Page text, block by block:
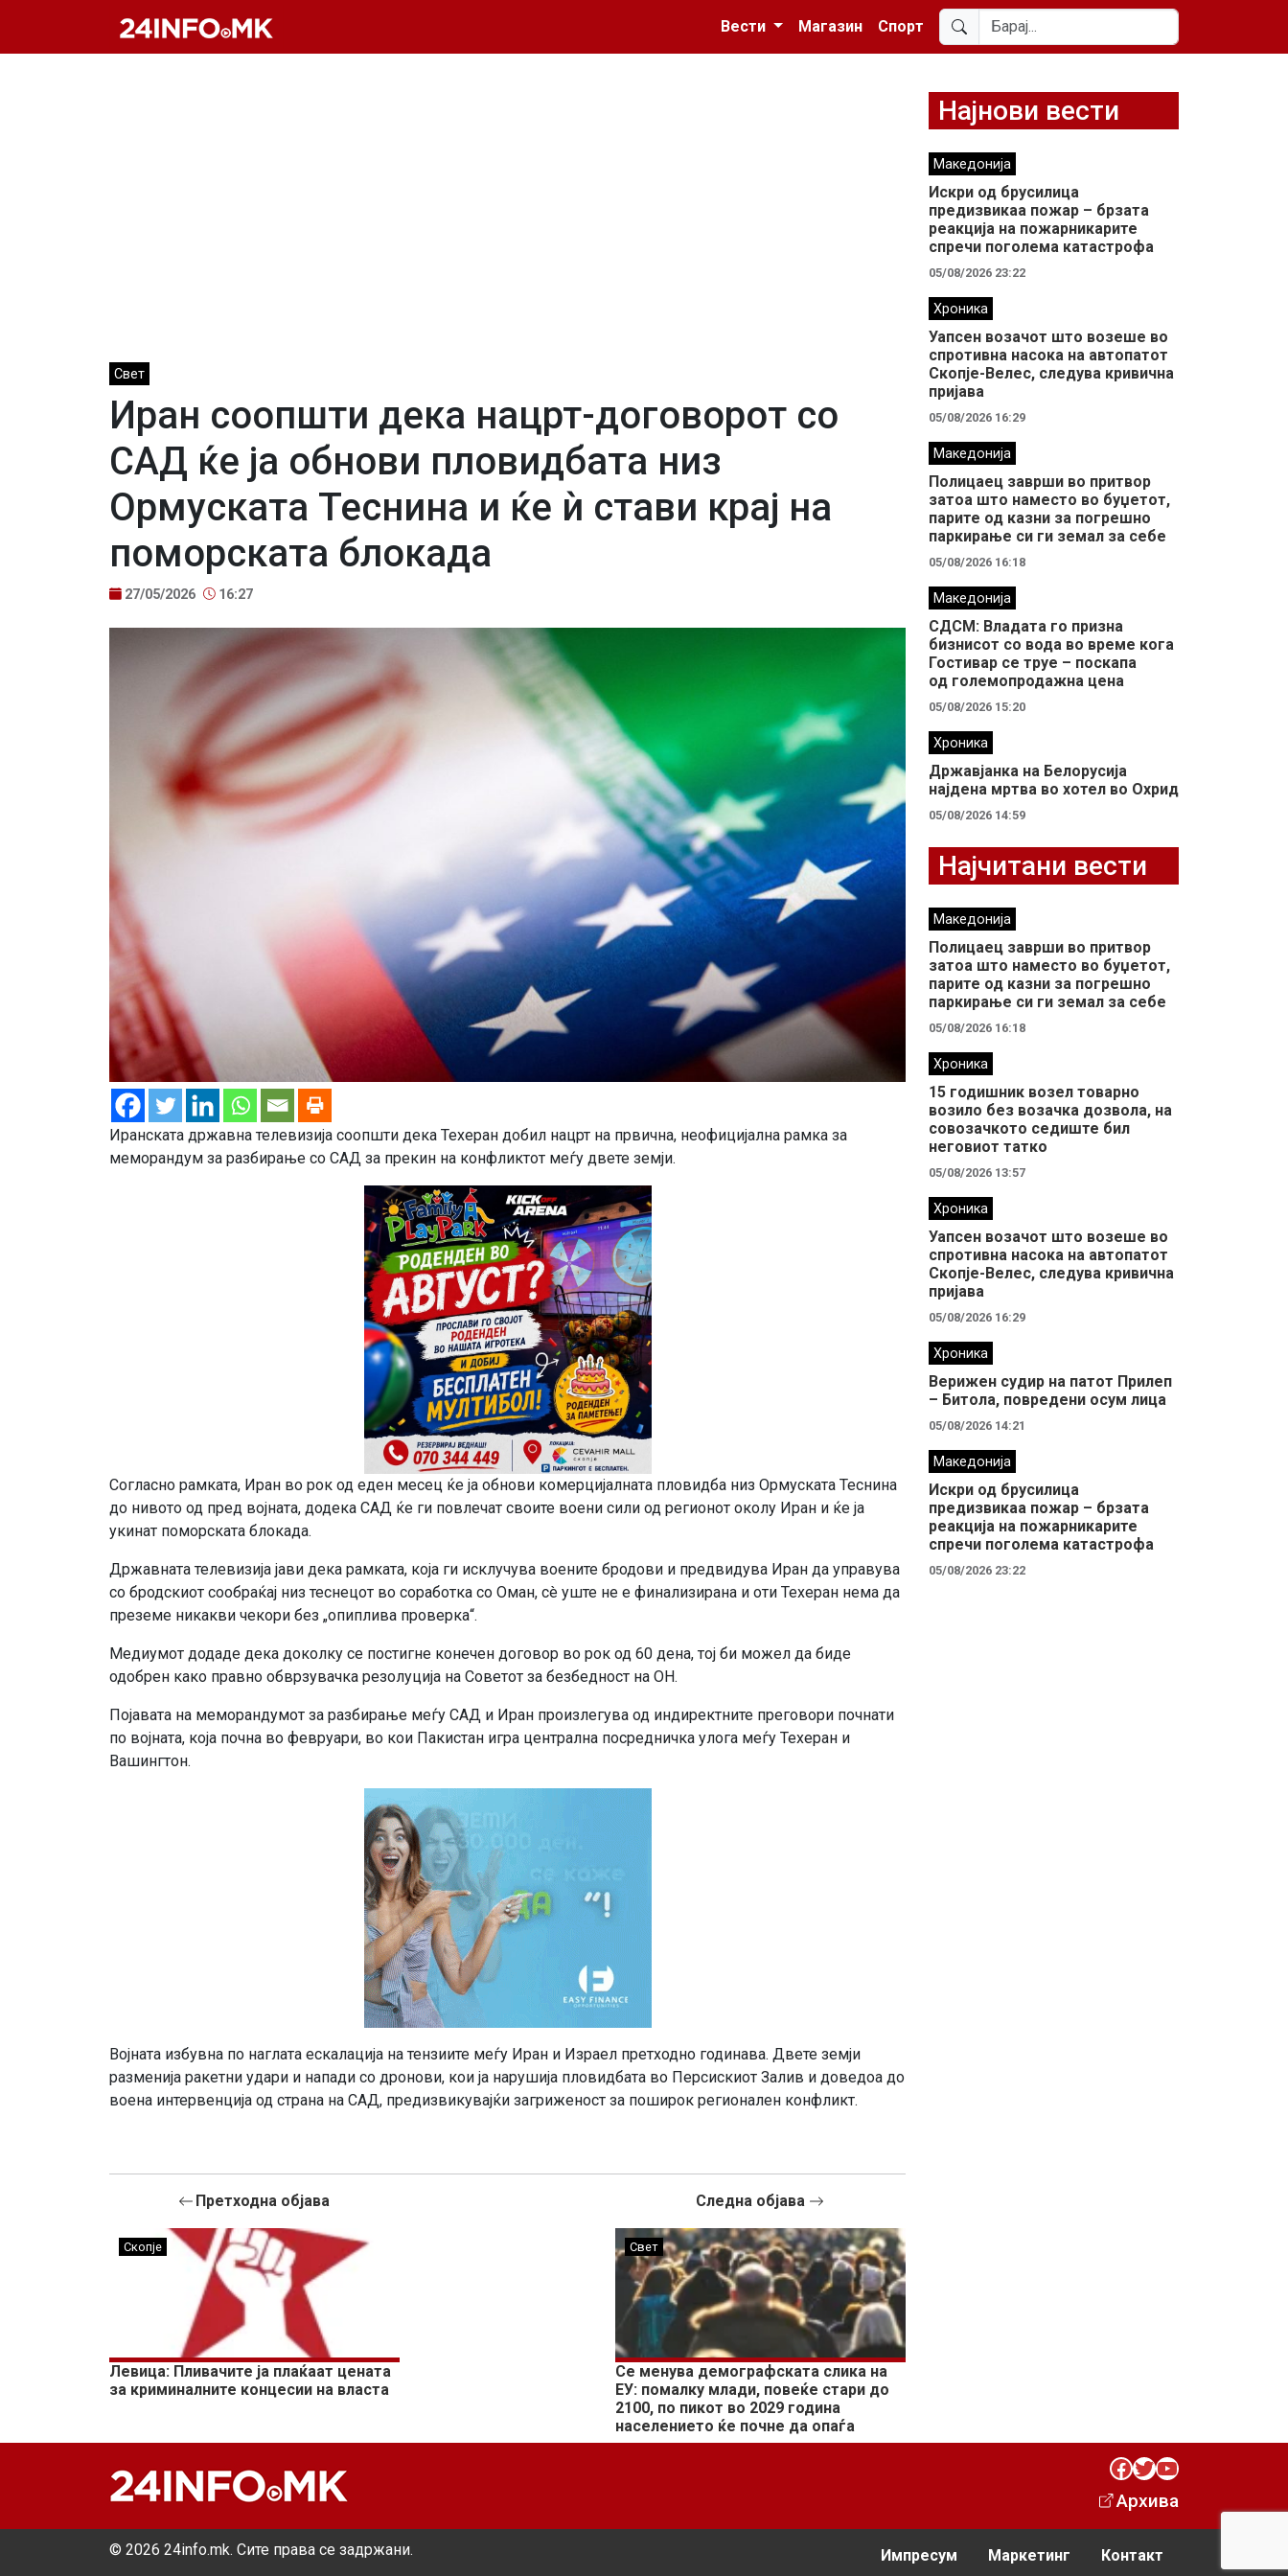
Вести
Магазин Спорт
Свет
Иран соопшти дека нацрт-договорот со
САД ќе ја обнови пловидбата низ
Ормуската Теснина и ќе ѝ стави крај на
поморската блокада
27/05/2026 16:27
Иранската државна телевизија соопшти дека Техеран добил нацрт на првична, неофицијална рамка за
меморандум за разбирање со САД за прекин на конфликтот меѓу двете земји.
Согласно рамката, Иран во рок од еден месец ќе ја обнови комерцијалната пловидба низ Ормуската Теснина
до нивото од пред војната, додека САД ќе ги повлечат своите воени сили од регионот околу Иран и ќе ја
укинат поморската блокада.
Државната телевизија јави дека рамката, која ги исклучува воените бродови и предвидува Иран да управува
со бродскиот сообраќај низ теснецот во соработка со Оман, сè уште не е финализирана и оти Техеран нема да
преземе никакви чекори без „опиплива проверка“.
Медиумот додаде дека доколку се постигне конечен договор во рок од 60 дена, тој би можел да биде
одобрен како правно обврзувачка резолуција на Советот за безбедност на ОН.
Појавата на меморандумот за разбирање меѓу САД и Иран произлегува од индиректните преговори почнати
по војната, која почна во февруари, во кои Пакистан игра централна посредничка улога меѓу Техеран и
Вашингтон.
Војната избувна по наглата ескалација на тензиите меѓу Иран и Израел претходно годинава. Двете земји
разменија ракетни удари и напади со дронови, кои ја нарушија пловидбата во Персискиот Залив и доведоа до
воена интервенција од страна на САД, предизвикувајќи загриженост за поширок регионален конфликт.
Претходна објава
Скопје
Левица: Пливачите ја плаќаат цената
за криминалните концесии на власта
Следна објава
Свет
Се менува демографската слика на
ЕУ: помалку млади, повеќе стари до
2100, по пикот во 2029 година
населението ќе почне да опаѓа
Најнови вести
Македонија
Искри од брусилица
предизвикаа пожар – брзата
реакција на пожарникарите
спречи поголема катастрофа
05/08/2026 23:22
Хроника
Уапсен возачот што возеше во
спротивна насока на автопатот
Скопје-Велес, следува кривична
пријава
05/08/2026 16:29
Македонија
Полицаец заврши во притвор
затоа што наместо во буџетот,
парите од казни за погрешно
паркирање си ги земал за себе
05/08/2026 16:18
Македонија
СДСМ: Владата го призна
бизнисот со вода во време кога
Гостивар се труе – поскапа
од големопродажна цена
05/08/2026 15:20
Хроника
Државјанка на Белорусија
најдена мртва во хотел во Охрид
05/08/2026 14:59
Најчитани вести
Македонија
Полицаец заврши во притвор
затоа што наместо во буџетот,
парите од казни за погрешно
паркирање си ги земал за себе
05/08/2026 16:18
Хроника
15 годишник возел товарно
возило без возачка дозвола, на
совозачкото седиште бил
неговиот татко
05/08/2026 13:57
Хроника
Уапсен возачот што возеше во
спротивна насока на автопатот
Скопје-Велес, следува кривична
пријава
05/08/2026 16:29
Хроника
Верижен судир на патот Прилеп
– Битола, повредени осум лица
05/08/2026 14:21
Македонија
Искри од брусилица
предизвикаа пожар – брзата
реакција на пожарникарите
спречи поголема катастрофа
05/08/2026 23:22
Facebook Twitter YouTube
Архива
© 2026 24info.mk. Сите права се задржани. Импресум Маркетинг Контакт